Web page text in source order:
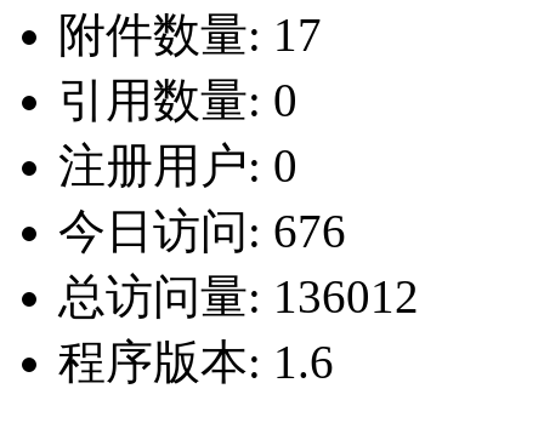
附件数量: 17
引用数量: 0
注册用户: 0
今日访问: 676
总访问量: 136012
程序版本: 1.6